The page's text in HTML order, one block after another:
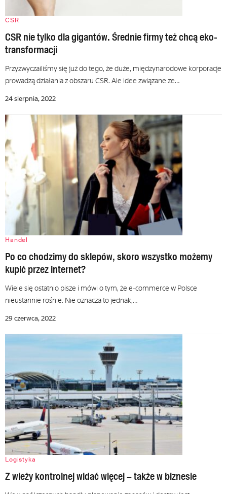
CSR
CSR nie tylko dla gigantów. Średnie firmy też chcą eko-
transformacji
Przyzwyczailiśmy się już do tego, że duże, międzynarodowe korporacje
prowadzą działania z obszaru CSR. Ale idee związane ze…
24 sierpnia, 2022
Handel
Po co chodzimy do sklepów, skoro wszystko możemy
kupić przez internet?
Wiele się ostatnio pisze i mówi o tym, że e-commerce w Polsce
nieustannie rośnie. Nie oznacza to jednak,…
29 czerwca, 2022
Logistyka
Z wieży kontrolnej widać więcej – także w biznesie